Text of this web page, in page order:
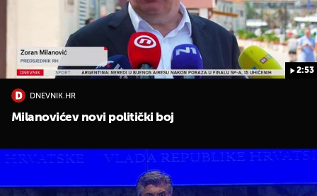
2:53
DNEVNIK.HR
Milanovićev novi politički boj
UKLJUČITE NOTIFIKACIJE